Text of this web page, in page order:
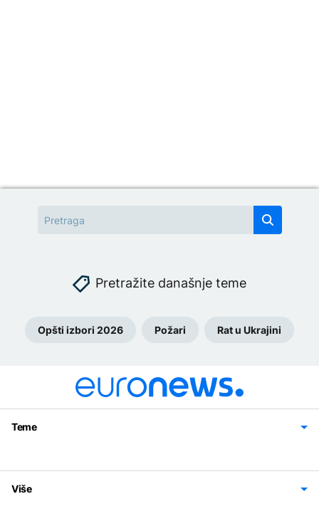
Pretražite današnje teme
Opšti izbori 2026 Požari Rat u Ukrajini
Teme
Svijet
Sport
Magazin
Više